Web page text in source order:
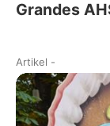
Grandes
Artikel -